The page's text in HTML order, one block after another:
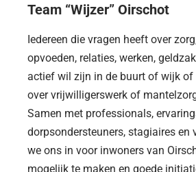
Team “Wijzer” Oirschot
Iedereen die vragen heeft over
opvoeden, relaties, werken,
actief wil zijn in de buurt of wijk of
over vrijwilligerswerk of
Samen met professionals,
dorpsondersteuners, stagiaires en
we ons in voor inwoners van
mogelijk te maken en goede